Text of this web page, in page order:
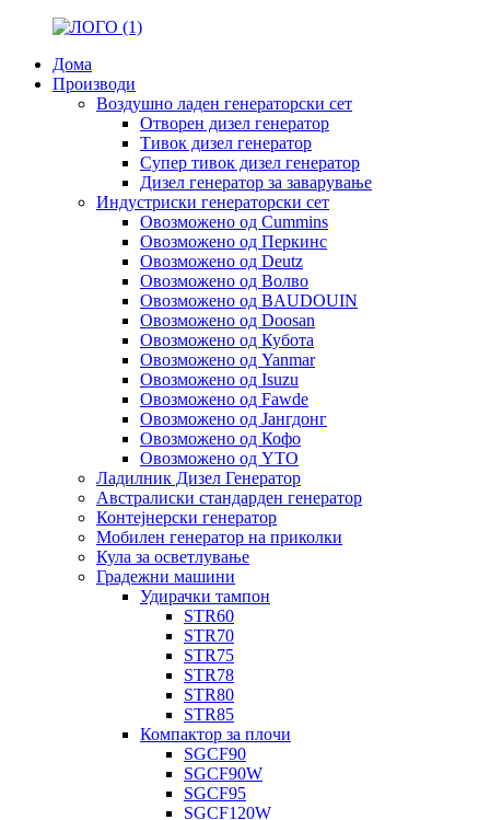
Дома
Производи
Воздушно ладен генераторски сет
Отворен дизел генератор
Тивок дизел генератор
Супер тивок дизел генератор
Дизел генератор за заварување
Индустриски генераторски сет
Овозможено од Cummins
Овозможено од Перкинс
Овозможено од Deutz
Овозможено од Волво
Овозможено од BAUDOUIN
Овозможено од Doosan
Овозможено од Кубота
Овозможено од Yanmar
Овозможено од Isuzu
Овозможено од Fawde
Овозможено од Јангдонг
Овозможено од Кофо
Овозможено од YTO
Ладилник Дизел Генератор
Австралиски стандарден генератор
Контејнерски генератор
Мобилен генератор на приколки
Кула за осветлување
Градежни машини
Удирачки тампон
STR60
STR70
STR75
STR78
STR80
STR85
Компактор за плочи
SGCF90
SGCF90W
SGCF95
SGCF120W